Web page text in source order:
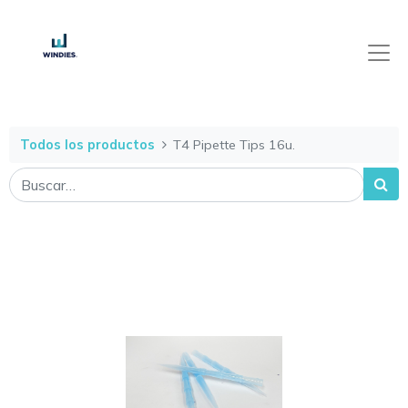
Todos los productos T4 Pipette Tips 16u.